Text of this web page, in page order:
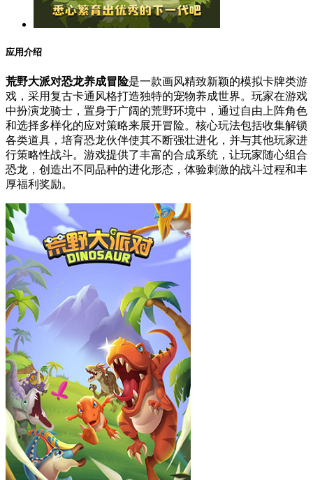
应用介绍
荒野大派对恐龙养成冒险是一款画风精致新颖的模拟卡牌类游
戏，采用复古卡通风格打造独特的宠物养成世界。玩家在游戏
中扮演龙骑士，置身于广阔的荒野环境中，通过自由上阵角色
和选择多样化的应对策略来展开冒险。核心玩法包括收集解锁
各类道具，培育恐龙伙伴使其不断强壮进化，并与其他玩家进
行策略性战斗。游戏提供了丰富的合成系统，让玩家随心组合
恐龙，创造出不同品种的进化形态，体验刺激的战斗过程和丰
厚福利奖励。